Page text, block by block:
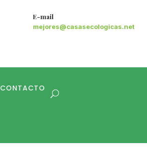
E-mail
mejores@casasecologicas.net
CONTACTO